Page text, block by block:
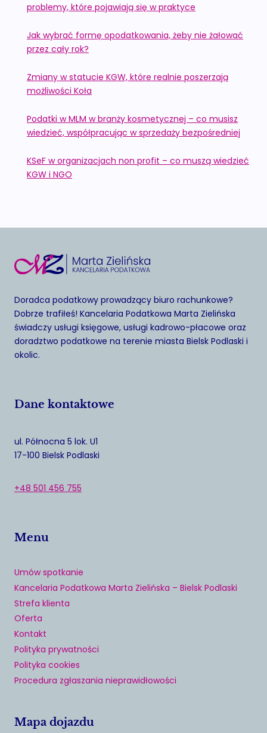
problemy, które pojawiają się w praktyce
Jak wybrać formę opodatkowania, żeby nie żałować
przez cały rok?
Zmiany w statucie KGW, które realnie poszerzają
możliwości Koła
Podatki w MLM w branży kosmetycznej – co musisz
wiedzieć, współpracując w sprzedaży bezpośredniej
KSeF w organizacjach non profit – co muszą wiedzieć
KGW i NGO
Doradca podatkowy prowadzący biuro rachunkowe?
Dobrze trafiłeś! Kancelaria Podatkowa Marta Zielińska
świadczy usługi księgowe, usługi kadrowo-płacowe oraz
doradztwo podatkowe na terenie miasta Bielsk Podlaski i
okolic.
Dane kontaktowe
ul. Północna 5 lok. U1
17-100 Bielsk Podlaski
+48 501 456 755
Menu
Umów spotkanie
Kancelaria Podatkowa Marta Zielińska – Bielsk Podlaski
Strefa klienta
Oferta
Kontakt
Polityka prywatności
Polityka cookies
Procedura zgłaszania nieprawidłowości
Mapa dojazdu